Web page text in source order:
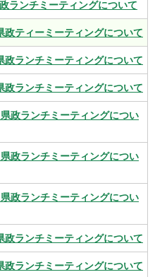
ランチミーティングについて
ティーミーティングについて
ランチミーティングについて
ランチミーティングについて
政ランチミーティングについ
政ランチミーティングについ
政ランチミーティングについ
ランチミーティングについて
ランチミーティングについて